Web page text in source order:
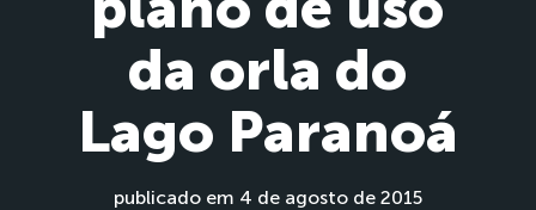
da orla do
Lago Paranoá
publicado em 4 de agosto de 2015